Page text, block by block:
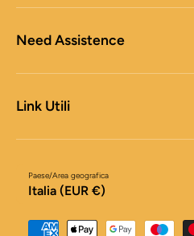
Need Assistence
Link Utili
Paese/Area geografica
Italia (EUR €)